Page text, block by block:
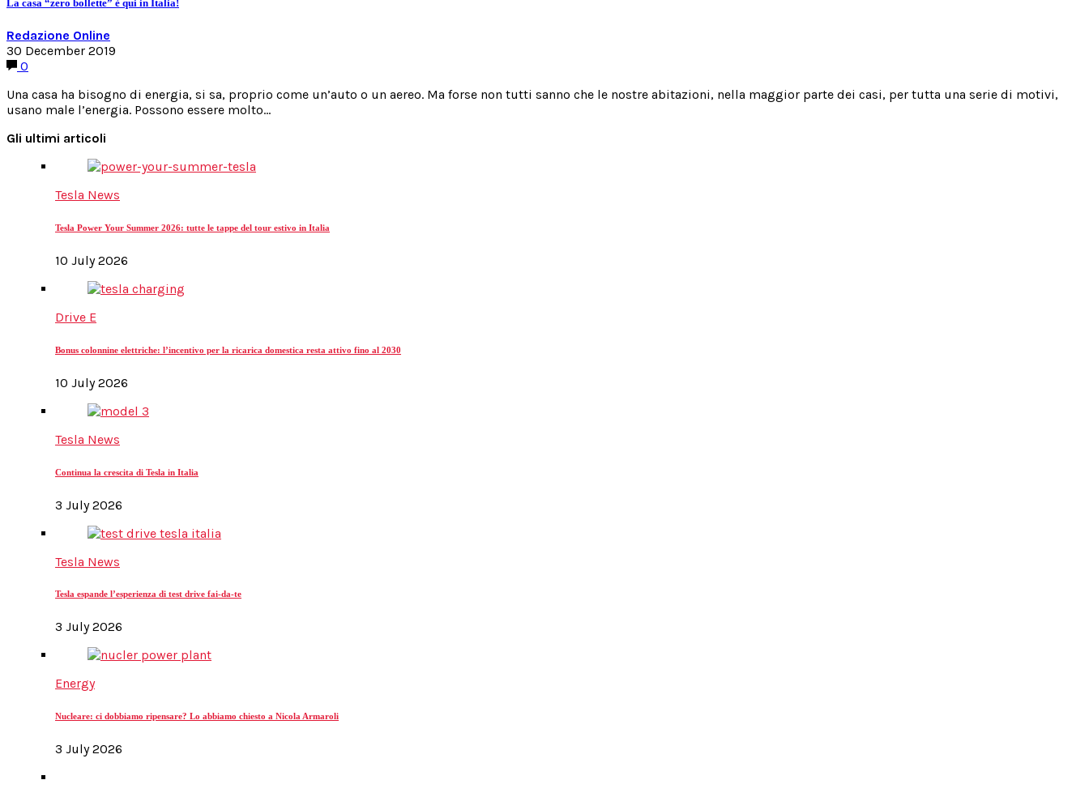
La casa “zero bollette” è qui in Italia!
Redazione Online
30 December 2019
0
Una casa ha bisogno di energia, si sa, proprio come un’auto o un aereo. Ma forse non tutti sanno che le nostre abitazioni, nella maggior parte dei casi, per tutta una serie di motivi,
usano male l’energia. Possono essere molto…
Gli ultimi articoli
Tesla News
Tesla Power Your Summer 2026: tutte le tappe del tour estivo in Italia
10 July 2026
Drive E
Bonus colonnine elettriche: l’incentivo per la ricarica domestica resta attivo fino al 2030
10 July 2026
Tesla News
Continua la crescita di Tesla in Italia
3 July 2026
Tesla News
Tesla espande l’esperienza di test drive fai-da-te
3 July 2026
Energy
Nucleare: ci dobbiamo ripensare? Lo abbiamo chiesto a Nicola Armaroli
3 July 2026